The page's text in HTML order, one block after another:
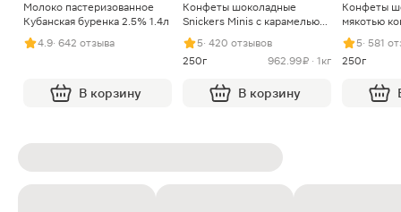
Молоко пастеризованное
Кубанская буренка 2.5% 1.4л
4.9· 642 отзыва
В корзину
Конфеты шоколадные
Snickers Minis с карамелью
арахисом и нугой
5· 420 отзывов
250г
962.99 ₽ · 1кг
В корзину
Конфеты
мякотью
5· 581
250г